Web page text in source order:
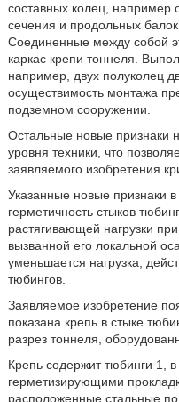
составных колец, например
сечения и продольных
Соединенные между собой
каркас крепи тоннеля.
например, двух полуколец
осуществимость монтажа
подземном сооружении.
Остальные новые признаки
уровня техники, что
заявляемого изобретения
Указанные новые признаки в
герметичность стыков
растягивающей нагрузки
вызванной его локальной
уменьшается нагрузка,
тюбингов.
Заявляемое изобретение
показана крепь в стыке
разрез тоннеля,
Крепь содержит тюбинги 1,
герметизирующими
расположенные стальные